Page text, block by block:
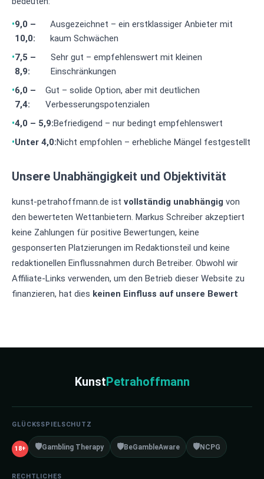
9,0 –
10,0:
Ausgezeichnet – ein erstklassiger Anbieter mit
kaum Schwächen
7,5 –
8,9:
Sehr gut – empfehlenswert mit kleinen
Einschränkungen
6,0 –
7,4:
Gut – solide Option, aber mit deutlichen
Verbesserungspotenzialen
4,0 – 5,9:Befriedigend – nur bedingt empfehlenswert
Unter 4,0:Nicht empfohlen – erhebliche Mängel festgestellt
Unsere Unabhängigkeit und Objektivität
kunst-petrahoffmann.de ist vollständig unabhängig von
den bewerteten Wettanbietern. Markus Schreiber akzeptiert
keine Zahlungen für positive Bewertungen, keine
gesponserten Platzierungen im Redaktionsteil und keine
redaktionellen Einflussnahmen durch Betreiber. Obwohl wir
Affiliate-Links verwenden, um den Betrieb dieser Website zu
finanzieren, hat dies keinen Einfluss auf unsere Bewert
KunstPetrahoffmann
GLÜCKSSPIELSCHUTZ
18+ 🛡️Gambling Therapy 🛡️BeGambleAware 🛡️NCPG
RECHTLICHES